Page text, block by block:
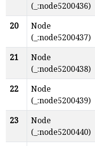
(_:node5200436)
20
Node
(_:node5200437)
21
Node
(_:node5200438)
22
Node
(_:node5200439)
23
Node
(_:node5200440)